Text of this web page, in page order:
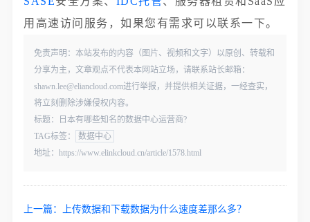
用高速访问服务，如果您有需求可以联系一下。
免责声明：本站发布的内容（图片、视频和文字）以原创、转载和
分享为主，文章观点不代表本网站立场，请联系站长邮箱：
shawn.lee@eliancloud.com进行举报，并提供相关证据，一经查实，
将立刻删除涉嫌侵权内容。
标题：日本有哪些知名的数据中心运营商?
TAG标签：
数据中心
地址：https://www.elinkcloud.cn/article/1578.html
上一篇：
上传数据和下载数据为什么速度差那么多？